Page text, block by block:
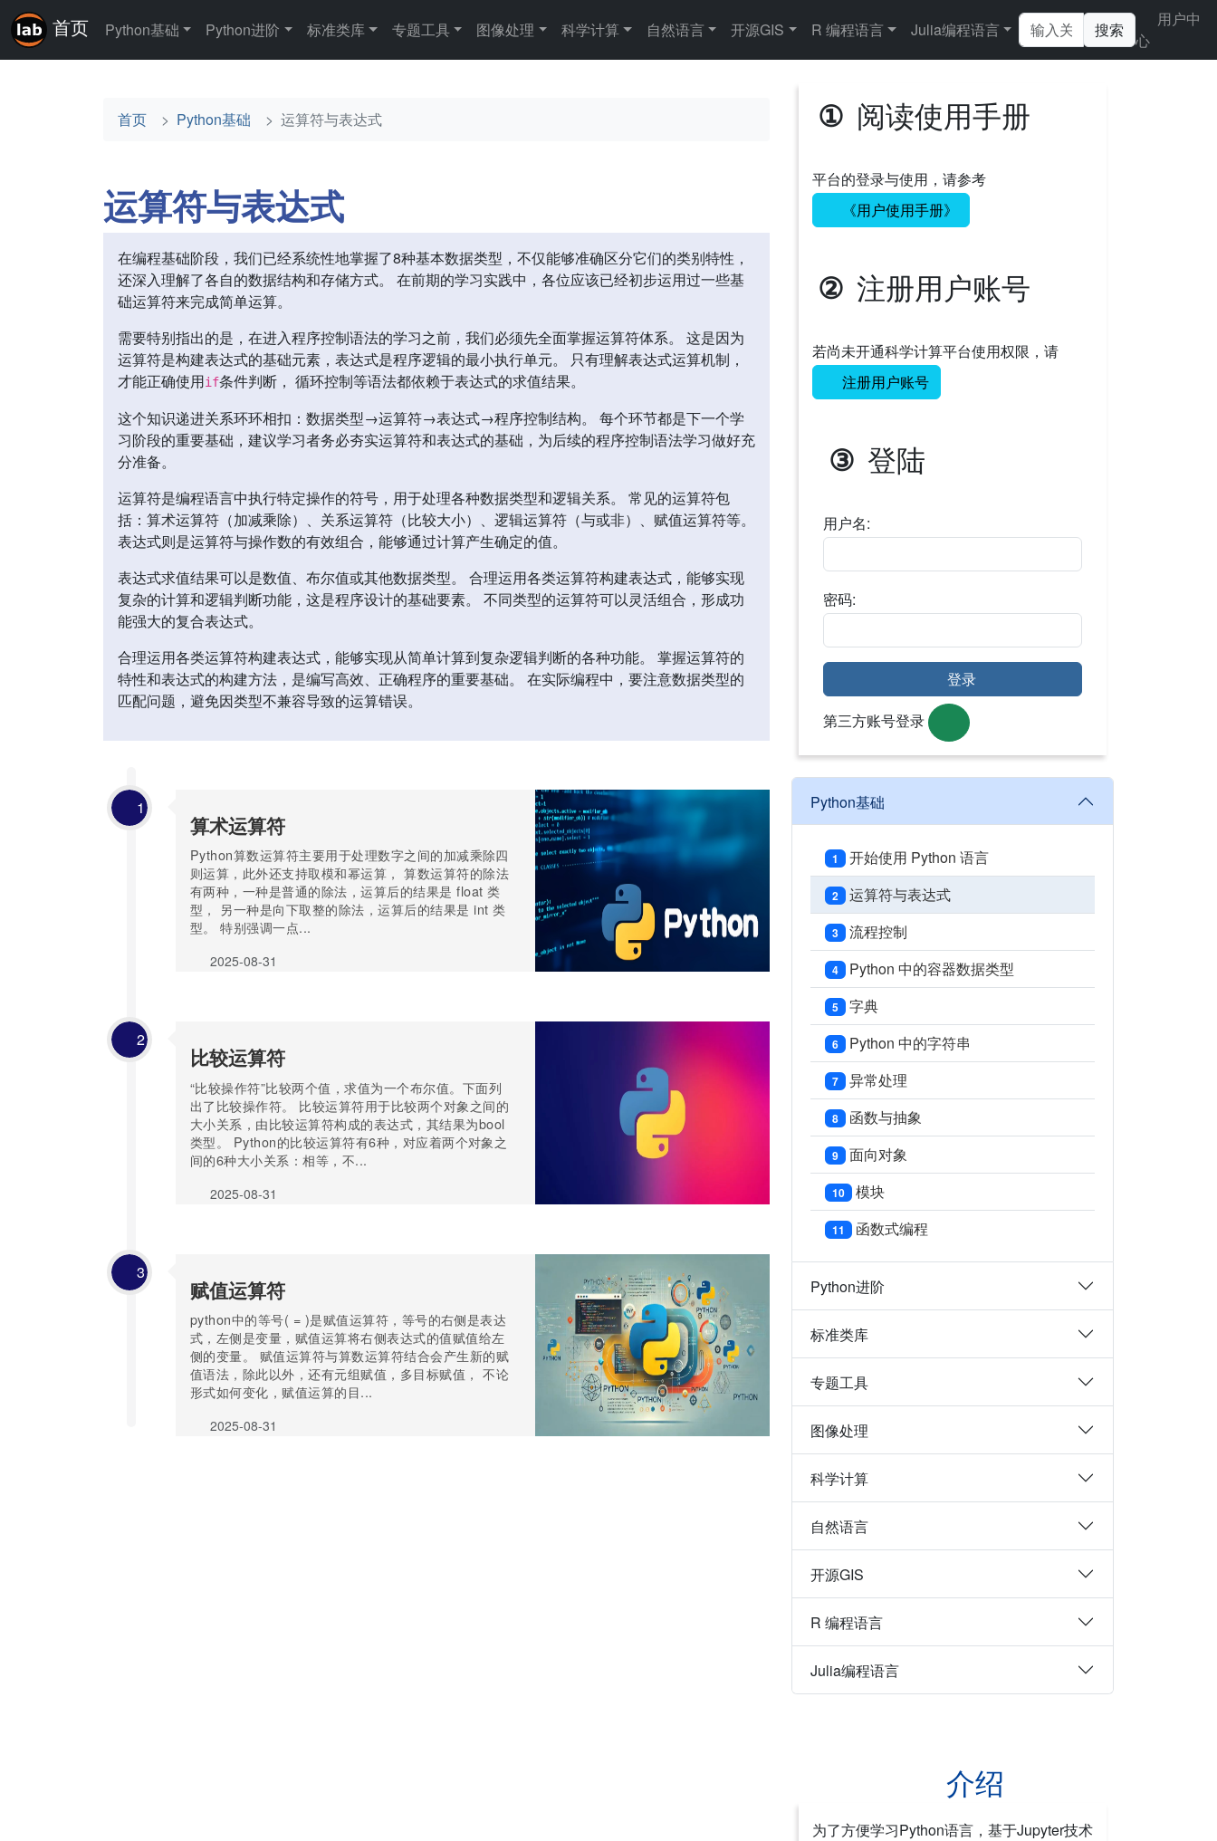
首页 Python基础 Python进阶 标准类库 专题工具 图像处理 科学计算 自然语言 开源GIS R 编程语言 Julia编程语言 搜索
用户中
心
首页 Python基础 运算符与表达式
运算符与表达式
在编程基础阶段，我们已经系统性地掌握了8种基本数据类型，不仅能够准确区分它们的类别特性，
还深入理解了各自的数据结构和存储方式。 在前期的学习实践中，各位应该已经初步运用过一些基
础运算符来完成简单运算。
需要特别指出的是，在进入程序控制语法的学习之前，我们必须先全面掌握运算符体系。 这是因为
运算符是构建表达式的基础元素，表达式是程序逻辑的最小执行单元。 只有理解表达式运算机制，
才能正确使用if条件判断， 循环控制等语法都依赖于表达式的求值结果。
这个知识递进关系环环相扣：数据类型→运算符→表达式→程序控制结构。 每个环节都是下一个学
习阶段的重要基础，建议学习者务必夯实运算符和表达式的基础，为后续的程序控制语法学习做好充
分准备。
运算符是编程语言中执行特定操作的符号，用于处理各种数据类型和逻辑关系。 常见的运算符包
括：算术运算符（加减乘除）、关系运算符（比较大小）、逻辑运算符（与或非）、赋值运算符等。
表达式则是运算符与操作数的有效组合，能够通过计算产生确定的值。
表达式求值结果可以是数值、布尔值或其他数据类型。 合理运用各类运算符构建表达式，能够实现
复杂的计算和逻辑判断功能，这是程序设计的基础要素。 不同类型的运算符可以灵活组合，形成功
能强大的复合表达式。
合理运用各类运算符构建表达式，能够实现从简单计算到复杂逻辑判断的各种功能。 掌握运算符的
特性和表达式的构建方法，是编写高效、正确程序的重要基础。 在实际编程中，要注意数据类型的
匹配问题，避免因类型不兼容导致的运算错误。
1
算术运算符
Python算数运算符主要用于处理数字之间的加减乘除四
则运算，此外还支持取模和幂运算， 算数运算符的除法
有两种，一种是普通的除法，运算后的结果是 float 类
型， 另一种是向下取整的除法，运算后的结果是 int 类
型。 特别强调一点...
2025-08-31
2
比较运算符
“比较操作符”比较两个值，求值为一个布尔值。下面列
出了比较操作符。 比较运算符用于比较两个对象之间的
大小关系，由比较运算符构成的表达式，其结果为bool
类型。 Python的比较运算符有6种，对应着两个对象之
间的6种大小关系：相等，不...
2025-08-31
3
赋值运算符
python中的等号( = )是赋值运算符，等号的右侧是表达
式，左侧是变量，赋值运算将右侧表达式的值赋值给左
侧的变量。 赋值运算符与算数运算符结合会产生新的赋
值语法，除此以外，还有元组赋值，多目标赋值， 不论
形式如何变化，赋值运算的目...
2025-08-31
① 阅读使用手册
平台的登录与使用，请参考
《用户使用手册》
② 注册用户账号
若尚未开通科学计算平台使用权限，请
注册用户账号
③ 登陆
用户名:
密码:
登录
第三方账号登录
Python基础
1 开始使用 Python 语言
2 运算符与表达式
3 流程控制
4 Python 中的容器数据类型
5 字典
6 Python 中的字符串
7 异常处理
8 函数与抽象
9 面向对象
10 模块
11 函数式编程
Python进阶
标准类库
专题工具
图像处理
科学计算
自然语言
开源GIS
R 编程语言
Julia编程语言
介绍
为了方便学习Python语言，基于Jupyter技术